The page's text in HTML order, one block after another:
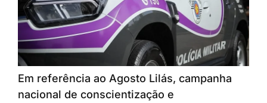
Em referência ao Agosto Lilás, campanha
nacional de conscientização e